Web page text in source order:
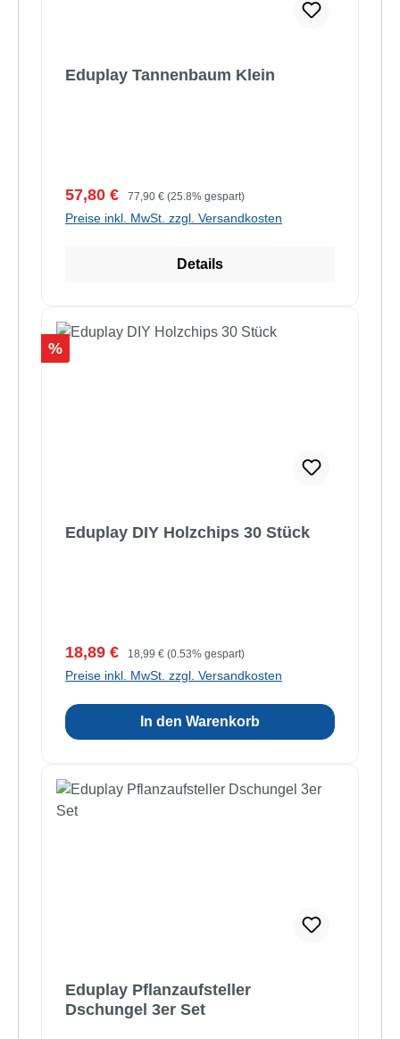
Eduplay Tannenbaum Klein
Verkaufspreis:
57,80 € Regulärer Preis:
77,90 € (25.8% gespart)
Preise inkl. MwSt. zzgl. Versandkosten
Details
Rabatt
%
Eduplay DIY Holzchips 30 Stück
Verkaufspreis:
18,89 € Regulärer Preis:
18,99 € (0.53% gespart)
Preise inkl. MwSt. zzgl. Versandkosten
In den Warenkorb
Eduplay Pflanzaufsteller
Dschungel 3er Set